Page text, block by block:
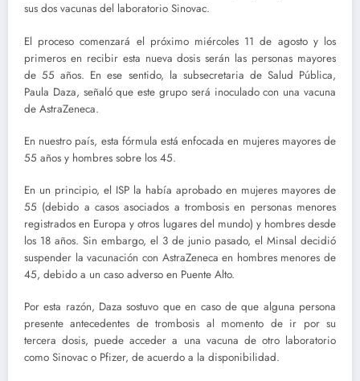
sus dos vacunas del laboratorio Sinovac.
El proceso comenzará el próximo miércoles 11 de agosto y los
primeros en recibir esta nueva dosis serán las personas mayores
de 55 años. En ese sentido, la subsecretaria de Salud Pública,
Paula Daza, señaló que este grupo será inoculado con una vacuna
de AstraZeneca.
En nuestro país, esta fórmula está enfocada en mujeres mayores de
55 años y hombres sobre los 45.
En un principio, el ISP la había aprobado en mujeres mayores de
55 (debido a casos asociados a trombosis en personas menores
registrados en Europa y otros lugares del mundo) y hombres desde
los 18 años. Sin embargo, el 3 de junio pasado, el Minsal decidió
suspender la vacunación con AstraZeneca en hombres menores de
45, debido a un caso adverso en Puente Alto.
Por esta razón, Daza sostuvo que en caso de que alguna persona
presente antecedentes de trombosis al momento de ir por su
tercera dosis, puede acceder a una vacuna de otro laboratorio
como Sinovac o Pfizer, de acuerdo a la disponibilidad.